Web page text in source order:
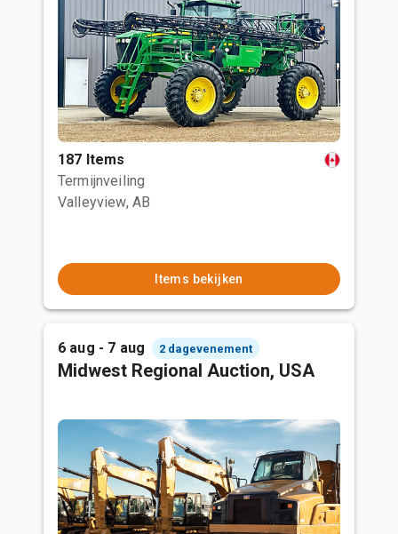
187 Items
Termijnveiling
Valleyview, AB
Items bekijken
6 aug - 7 aug 2 dagevenement
Midwest Regional Auction, USA